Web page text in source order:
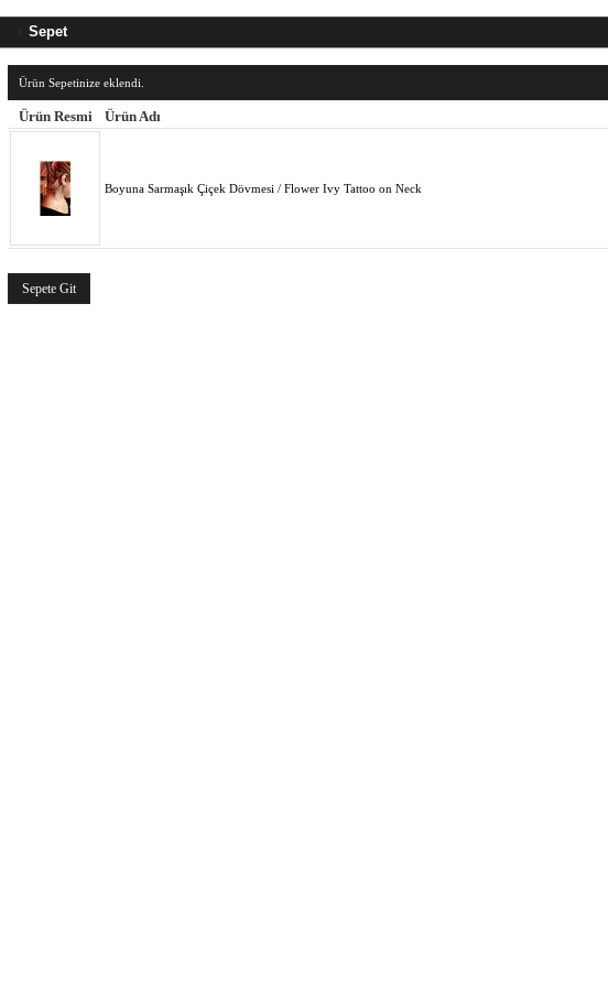
Sepet
Ürün Sepetinize eklendi.
Ürün Resmi Ürün Adı
Boyuna Sarmaşık Çiçek Dövmesi / Flower Ivy Tattoo on Neck
Sepete Git